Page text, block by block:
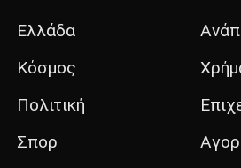
Ελλάδα
Κόσμος
Πολιτική
Σπορ